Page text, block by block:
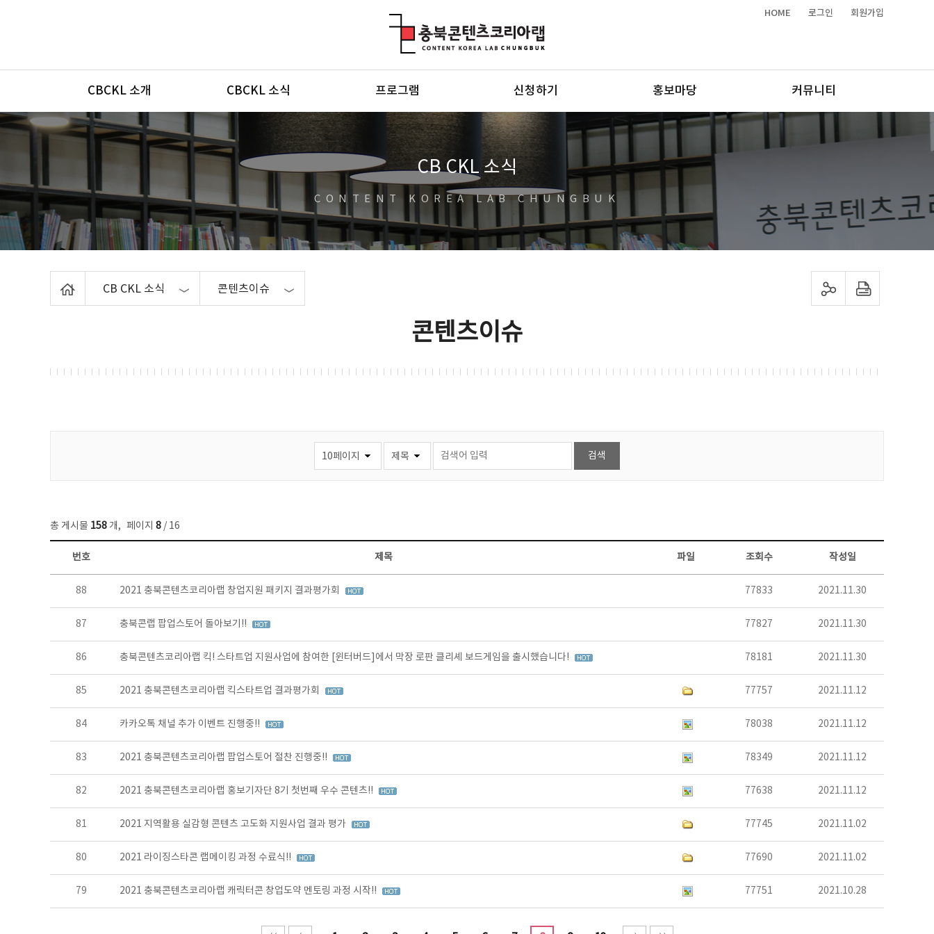
HOME 로그인 회원가입
메뉴
CBCKL 소개 CBCKL 소식 프로그램 신청하기 홍보마당 커뮤니티
CB CKL 소식
CONTENT KOREA LAB CHUNGBUK
CB CKL 소식 콘텐츠이슈 sns 공유하기 프린트하기
콘텐츠이슈
총 게시물 158 개, 페이지 8 / 16
콘텐츠이슈 목록 - 번호, 제목, 작성자, 파일, 조회수, 작성일 정보 제공
번호 제목 파일 조회수 작성일
88 2021 충북콘텐츠코리아랩 창업지원 패키지 결과평가회 77833 2021.11.30
87 충북콘랩 팝업스토어 돌아보기!! 77827 2021.11.30
86 충북콘텐츠코리아랩 킥! 스타트업 지원사업에 참여한 [윈터버드]에서 막장 로판 클리셰 보드게임을 출시했습니다! 78181 2021.11.30
85 2021 충북콘텐츠코리아랩 킥스타트업 결과평가회 77757 2021.11.12
84 카카오톡 채널 추가 이벤트 진행중!! 78038 2021.11.12
83 2021 충북콘텐츠코리아랩 팝업스토어 절찬 진행중!! 78349 2021.11.12
82 2021 충북콘텐츠코리아랩 홍보기자단 8기 첫번째 우수 콘텐츠!! 77638 2021.11.12
81 2021 지역활용 실감형 콘텐츠 고도화 지원사업 결과 평가 77745 2021.11.02
80 2021 라이징스타콘 랩메이킹 과정 수료식!! 77690 2021.11.02
79 2021 충북콘텐츠코리아랩 캐릭터콘 창업도약 멘토링 과정 시작!! 77751 2021.10.28